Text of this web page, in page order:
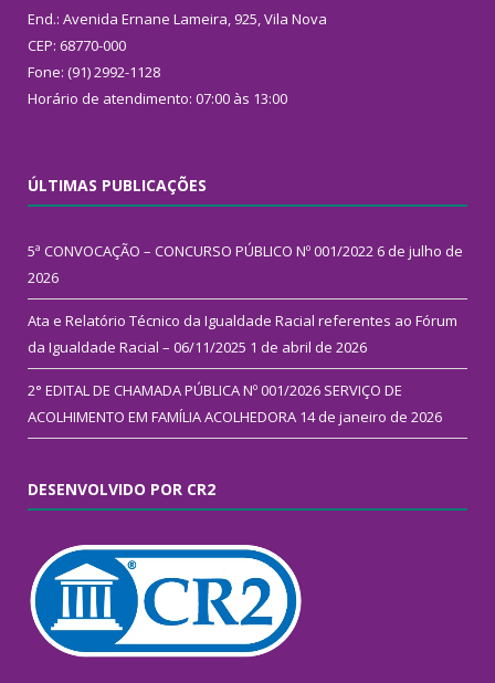
End.: Avenida Ernane Lameira, 925, Vila Nova
CEP: 68770-000
Fone: (91) 2992-1128
Horário de atendimento: 07:00 às 13:00
ÚLTIMAS PUBLICAÇÕES
5ª CONVOCAÇÃO – CONCURSO PÚBLICO Nº 001/2022 6 de julho de
2026
Ata e Relatório Técnico da Igualdade Racial referentes ao Fórum
da Igualdade Racial – 06/11/2025 1 de abril de 2026
2° EDITAL DE CHAMADA PÚBLICA Nº 001/2026 SERVIÇO DE
ACOLHIMENTO EM FAMÍLIA ACOLHEDORA 14 de janeiro de 2026
DESENVOLVIDO POR CR2